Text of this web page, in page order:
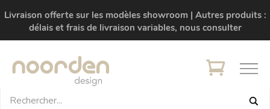
Livraison offerte sur les modèles showroom | Autres produits :
délais et frais de livraison variables, nous consulter